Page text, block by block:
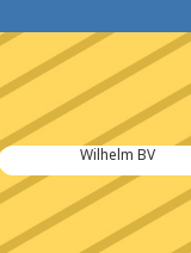
Wilhelm BV